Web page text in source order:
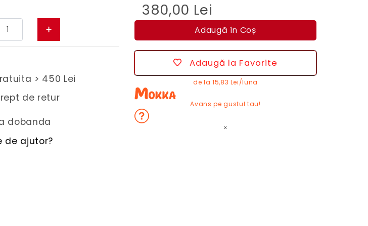
> 450 Lei
de retur
dobanda
de ajutor?
380,00 Lei
Adaugă în Coș
Adaugă la Favorite
de la 15,83 Lei/luna
Avans pe gustul tau!
×